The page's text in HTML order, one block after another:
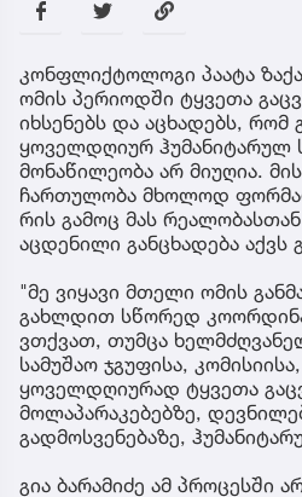
კონფლიქტოლოგი პაატა
ომის პერიოდში ტყვეთა
იხსენებს და აცხადებს, რომ
ყოველდღიურ ჰუმანიტარულ
მონაწილეობა არ მიუღია.
ჩართულობა მხოლოდ
რის გამოც მას
აცდენილი განცხადება აქვს
"მე ვიყავი მთელი ომის
გახლდით სწორედ
ვთქვათ, თუმცა
სამუშაო ჯგუფისა,
ყოველდღიურად ტყვეთა
მოლაპარაკებებზე,
გადმოსვენებაზე,
გია ბარამიძე ამ პროცესში